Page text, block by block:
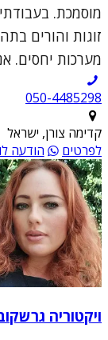
מוסמכת.
זוגות והורים
מערכות יחסים.
050-4485298
קדימה צורן, ישראל
לפרטים
הודעה
ויקטוריה